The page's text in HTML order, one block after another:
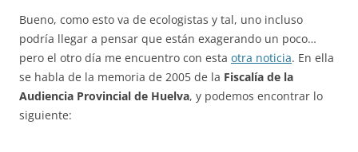
Bueno, como esto va de ecologistas y tal, uno incluso
podría llegar a pensar que están exagerando un poco…
pero el otro día me encuentro con esta otra noticia. En ella
se habla de la memoria de 2005 de la Fiscalía de la
Audiencia Provincial de Huelva, y podemos encontrar lo
siguiente: